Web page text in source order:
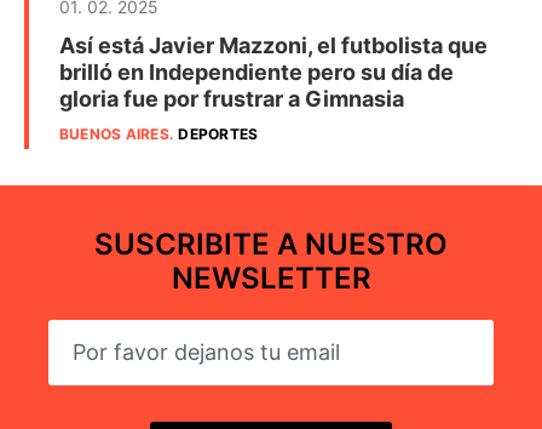
01. 02. 2025
Así está Javier Mazzoni, el futbolista que
brilló en Independiente pero su día de
gloria fue por frustrar a Gimnasia
BUENOS AIRES.DEPORTES
SUSCRIBITE A NUESTRO
NEWSLETTER